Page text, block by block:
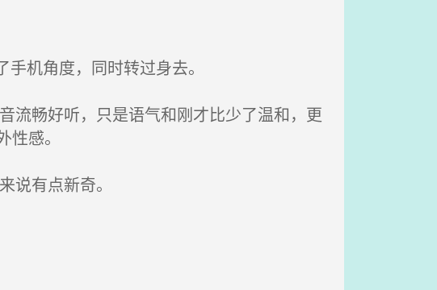
机角度，同时转过身去。
流畅好听，只是语气和刚才比少了温和，更
感。
有点新奇。